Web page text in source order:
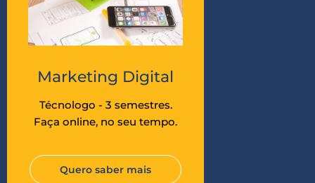
Marketing Digital
Técnologo - 3 semestres.
Faça online, no seu tempo.
Quero saber mais